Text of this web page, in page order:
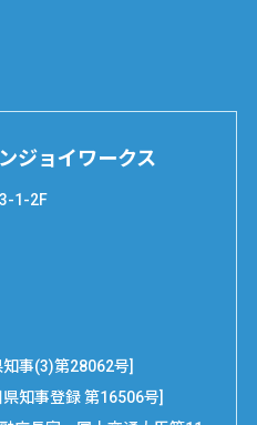
ジョイワークス
1-2F
事(3)第28062号]
知事登録 第16506号]